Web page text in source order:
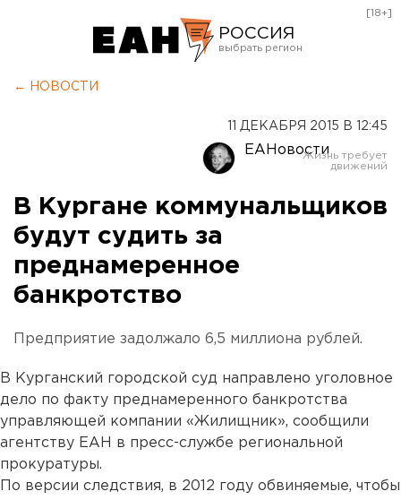
РОССИЯ
Оренбург
[18+]
← НОВОСТИ
11 ДЕКАБРЯ 2015 В 12:45
ЕАНовости
В Кургане коммунальщиков
будут судить за
преднамеренное
банкротство
Предприятие задолжало 6,5 миллиона рублей.
В Курганский городской суд направлено уголовное
дело по факту преднамеренного банкротства
управляющей компании «Жилищник», сообщили
агентству ЕАН в пресс-службе региональной
прокуратуры.
По версии следствия, в 2012 году обвиняемые, чтобы